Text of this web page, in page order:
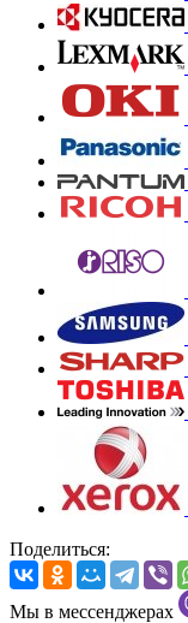
Поделиться:
Мы в мессенджерах